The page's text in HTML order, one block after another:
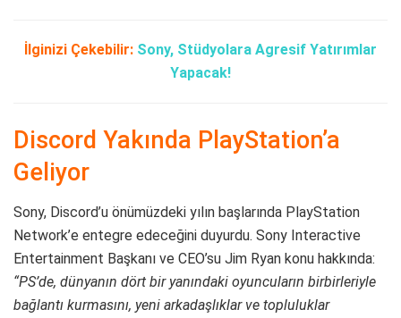
İlginizi Çekebilir: Sony, Stüdyolara Agresif Yatırımlar
Yapacak!
Discord Yakında PlayStation’a
Geliyor
Sony, Discord’u önümüzdeki yılın başlarında PlayStation
Network’e entegre edeceğini duyurdu. Sony Interactive
Entertainment Başkanı ve CEO’su Jim Ryan konu hakkında:
“PS’de, dünyanın dört bir yanındaki oyuncuların birbirleriyle
bağlantı kurmasını, yeni arkadaşlıklar ve topluluklar